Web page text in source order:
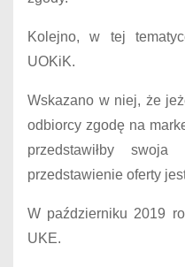
Kolejno, w tej
UOKiK.
Wskazano w niej, że
odbiorcy zgodę na
przedstawiłby
przedstawienie oferty
W październiku 2019
UKE.